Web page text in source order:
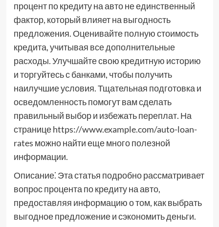
процент по кредиту на авто не единственный
фактор, который влияет на выгодность
предложения. Оценивайте полную стоимость
кредита, учитывая все дополнительные
расходы. Улучшайте свою кредитную историю
и торгуйтесь с банками, чтобы получить
наилучшие условия. Тщательная подготовка и
осведомленность помогут вам сделать
правильный выбор и избежать переплат. На
странице https://www.example.com/auto-loan-
rates можно найти еще много полезной
информации.
Описание⁚ Эта статья подробно рассматривает
вопрос процента по кредиту на авто,
предоставляя информацию о том, как выбрать
выгодное предложение и сэкономить деньги.